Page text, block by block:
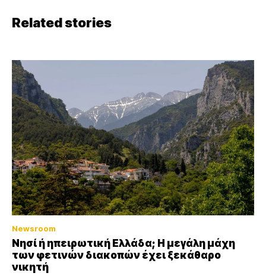
Related stories
Newsroom
Νησί ή ηπειρωτική Ελλάδα; Η μεγάλη μάχη
των φετινών διακοπών έχει ξεκάθαρο
νικητή